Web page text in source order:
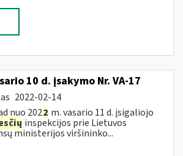
10 d. įsakymo Nr. VA-17
2022-02-14
nuo 2022 m. vasario 11 d. įsigaliojo
inspekcijos prie Lietuvos
ministerijos viršininko...